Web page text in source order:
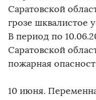
Саратовской
грозе шквалистое
В период по
Саратовской
пожарная
10 июня.